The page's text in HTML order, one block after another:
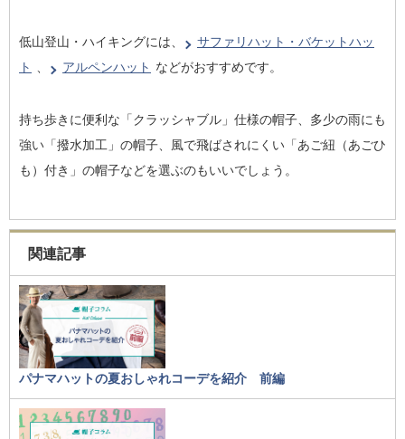
低山登山・ハイキングには、
サファリハット・バケットハッ
ト 、 アルペンハット などがおすすめです。
持ち歩きに便利な「クラッシャブル」仕様の帽子、多少の雨にも
強い「撥水加工」の帽子、風で飛ばされにくい「あご紐（あごひ
も）付き」の帽子などを選ぶのもいいでしょう。
関連記事
パナマハットの夏おしゃれコーデを紹介 前編